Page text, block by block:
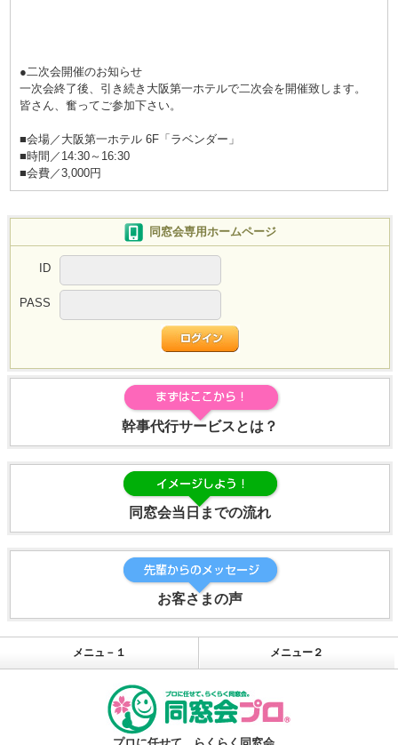
●二次会開催のお知らせ
一次会終了後、引き続き大阪第一ホテルで二次会を開催致します。
皆さん、奮ってご参加下さい。
■会場／大阪第一ホテル 6F「ラベンダー」
■時間／14:30～16:30
■会費／3,000円
同窓会専用ホームページ
ID
PASS
幹事代行サービスとは？
同窓会当日までの流れ
お客さまの声
メニュ－１ メニュー２
プロに任せて、らくらく同窓会。